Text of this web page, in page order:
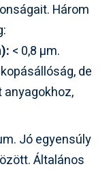
Három
< 0,8 µm.
de
Jó egyensúly
Általános